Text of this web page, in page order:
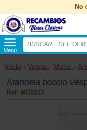
No
Menú
Inicio › Vespa › Motor ›
Arandela bocolo
Ref: MC0213